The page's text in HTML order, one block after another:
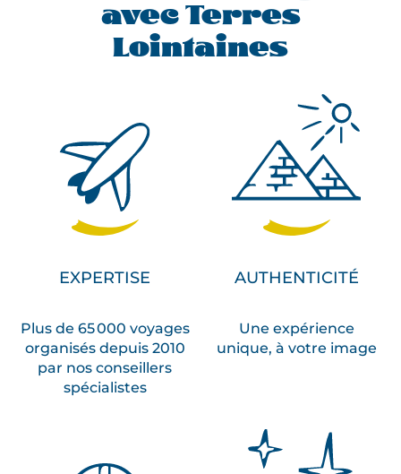
avec Terres
Lointaines
EXPERTISE
Plus de 65 000 voyages
organisés depuis 2010
par nos conseillers
spécialistes
AUTHENTICITÉ
Une expérience
unique, à votre image